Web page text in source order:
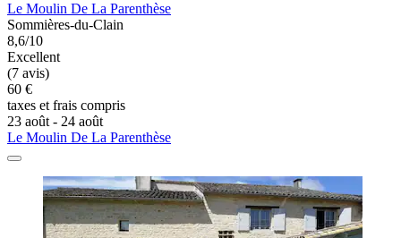
Le Moulin De La Parenthèse
Sommières-du-Clain
8,6/10
Excellent
(7 avis)
60 €
taxes et frais compris
23 août - 24 août
Le Moulin De La Parenthèse